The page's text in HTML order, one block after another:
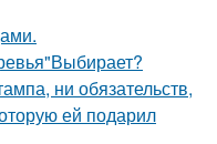
ни обязательств,
ей подарил